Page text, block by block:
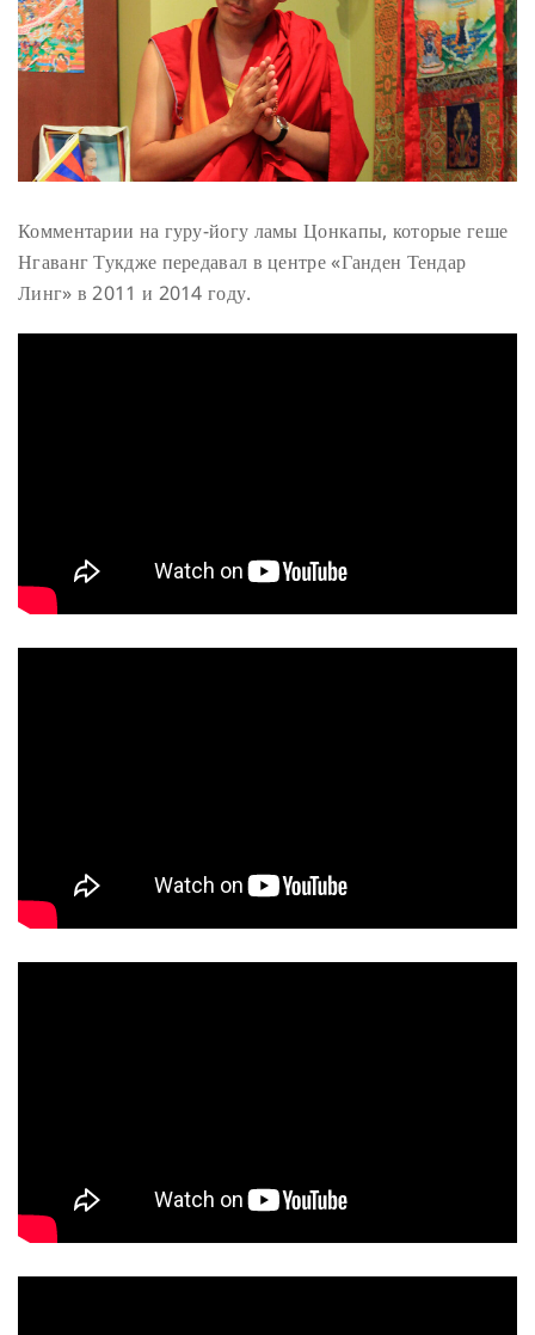
Комментарии на гуру-йогу ламы Цонкапы, которые геше
Нгаванг Тукдже передавал в центре «Ганден Тендар
Линг» в 2011 и 2014 году.